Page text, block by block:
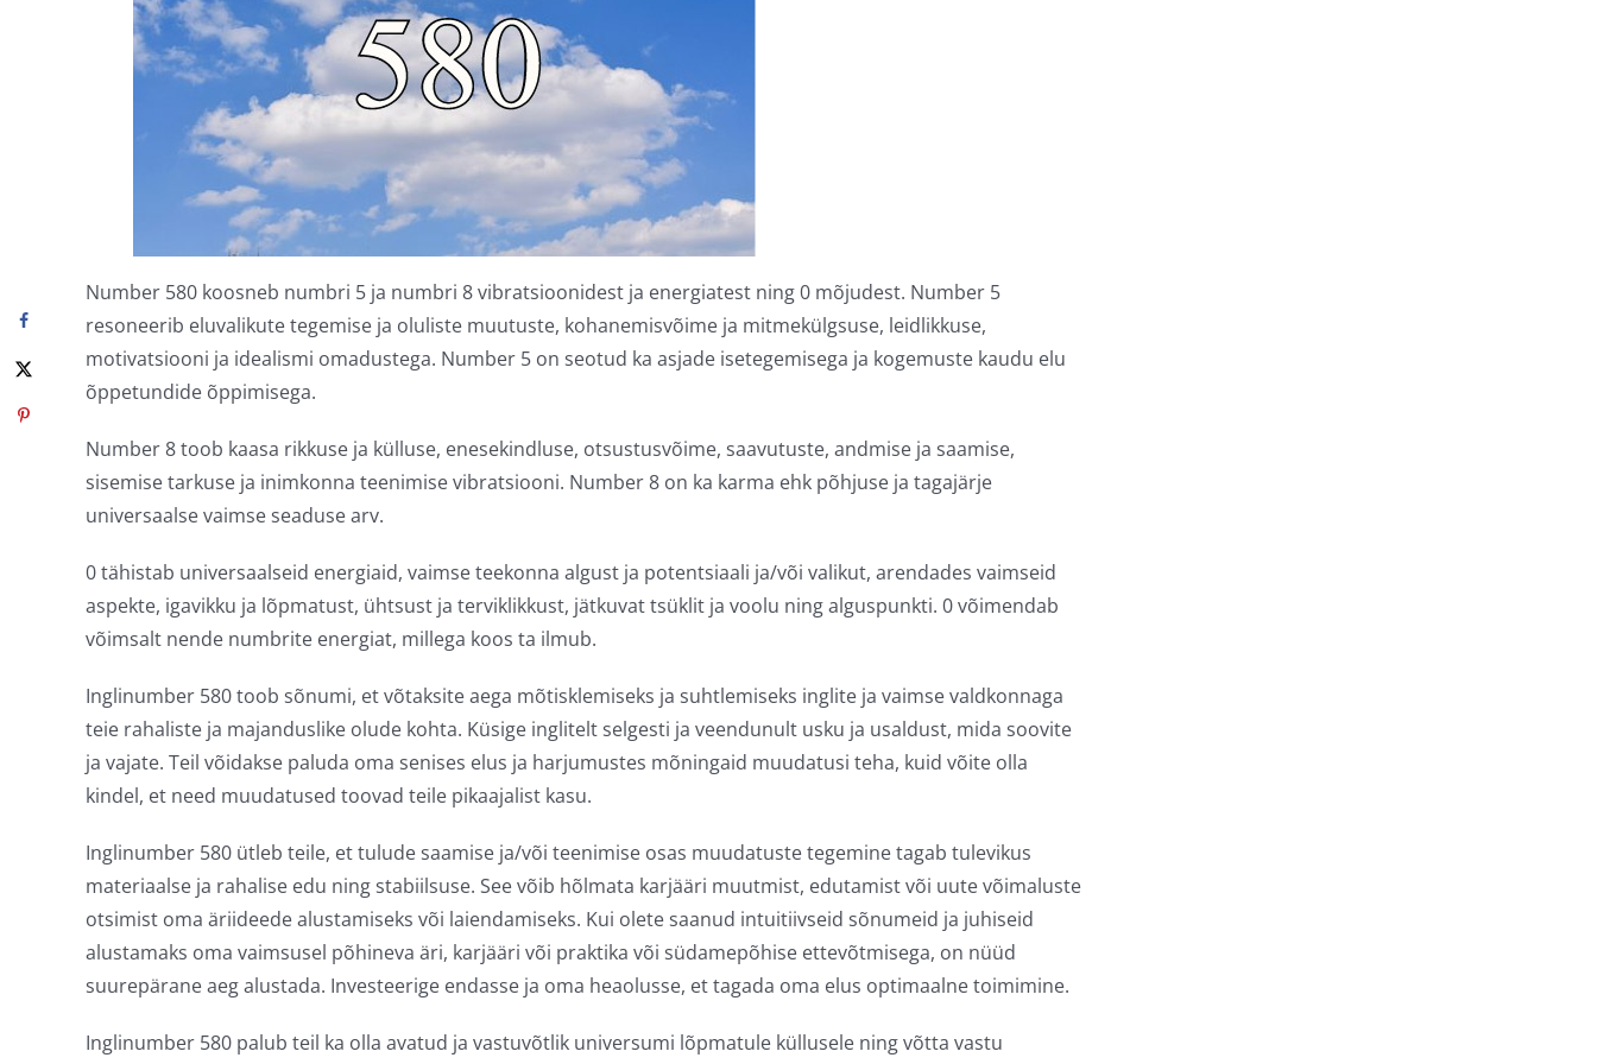
Number 580 koosneb numbri 5 ja numbri 8 vibratsioonidest ja energiatest ning 0 mõjudest. Number 5
resoneerib eluvalikute tegemise ja oluliste muutuste, kohanemisvõime ja mitmekülgsuse, leidlikkuse,
motivatsiooni ja idealismi omadustega. Number 5 on seotud ka asjade isetegemisega ja kogemuste kaudu elu
õppetundide õppimisega.
Number 8 toob kaasa rikkuse ja külluse, enesekindluse, otsustusvõime, saavutuste, andmise ja saamise,
sisemise tarkuse ja inimkonna teenimise vibratsiooni. Number 8 on ka karma ehk põhjuse ja tagajärje
universaalse vaimse seaduse arv.
0 tähistab universaalseid energiaid, vaimse teekonna algust ja potentsiaali ja/või valikut, arendades vaimseid
aspekte, igavikku ja lõpmatust, ühtsust ja terviklikkust, jätkuvat tsüklit ja voolu ning alguspunkti. 0 võimendab
võimsalt nende numbrite energiat, millega koos ta ilmub.
Inglinumber 580 toob sõnumi, et võtaksite aega mõtisklemiseks ja suhtlemiseks inglite ja vaimse valdkonnaga
teie rahaliste ja majanduslike olude kohta. Küsige inglitelt selgesti ja veendunult usku ja usaldust, mida soovite
ja vajate. Teil võidakse paluda oma senises elus ja harjumustes mõningaid muudatusi teha, kuid võite olla
kindel, et need muudatused toovad teile pikaajalist kasu.
Inglinumber 580 ütleb teile, et tulude saamise ja/või teenimise osas muudatuste tegemine tagab tulevikus
materiaalse ja rahalise edu ning stabiilsuse. See võib hõlmata karjääri muutmist, edutamist või uute võimaluste
otsimist oma äriideede alustamiseks või laiendamiseks. Kui olete saanud intuitiivseid sõnumeid ja juhiseid
alustamaks oma vaimsusel põhineva äri, karjääri või praktika või südamepõhise ettevõtmisega, on nüüd
suurepärane aeg alustada. Investeerige endasse ja oma heaolusse, et tagada oma elus optimaalne toimimine.
Inglinumber 580 palub teil ka olla avatud ja vastuvõtlik universumi lõpmatule küllusele ning võtta vastu